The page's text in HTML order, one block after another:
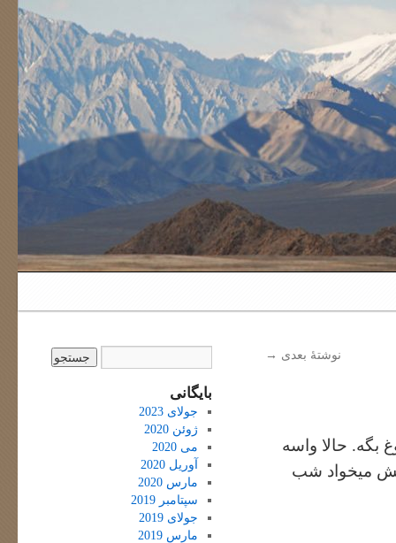
نوشتهٔ بعدی →
بگه. حالا واسه
میخواد شب
بایگانی
جولای 2023
ژوئن 2020
می 2020
آوریل 2020
مارس 2020
سپتامبر 2019
جولای 2019
مارس 2019